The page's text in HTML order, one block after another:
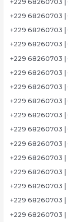
+229 68260703
+229 68260703
+229 68260703
+229 68260703
+229 68260703
+229 68260703
+229 68260703 |
+229 68260703 |
+229 68260703 |
+229 68260703 |
+229 68260703 |
+229 68260703
+229 68260703
+229 68260703
+229 68260703
+229 68260703